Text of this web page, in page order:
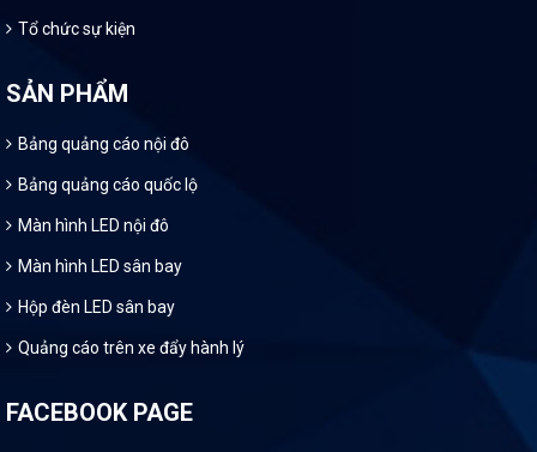
Tổ chức sự kiện
SẢN PHẨM
Bảng quảng cáo nội đô
Bảng quảng cáo quốc lộ
Màn hình LED nội đô
Màn hình LED sân bay
Hộp đèn LED sân bay
Quảng cáo trên xe đẩy hành lý
FACEBOOK PAGE